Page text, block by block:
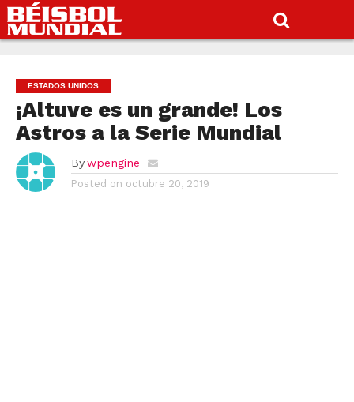
ESTADOS UNIDOS
¡Altuve es un grande! Los
Astros a la Serie Mundial
By wpengine
Posted on octubre 20, 2019